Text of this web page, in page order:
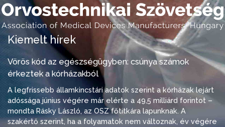
Kiemelt hírek
Vörös kód az egészségügyben: csúnya számok
érkeztek a kórházakból
A legfrissebb államkincstári adatok szerint a kórházak lejárt
adóssága június végére már elérte a 49,5 milliárd forintot –
mondta Rásky László, az OSZ főtitkára lapunknak. A
szakértő szerint, ha a folyamatok nem változnak, év végére